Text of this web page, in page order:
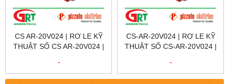
CS AR-20V024 | RƠ LE KỸ
THUẬT SỐ CS AR-20V024 |
.
CS-AR-20V024 | RƠ LE KỸ
THUẬT SỐ CS-AR-20V024 |
.